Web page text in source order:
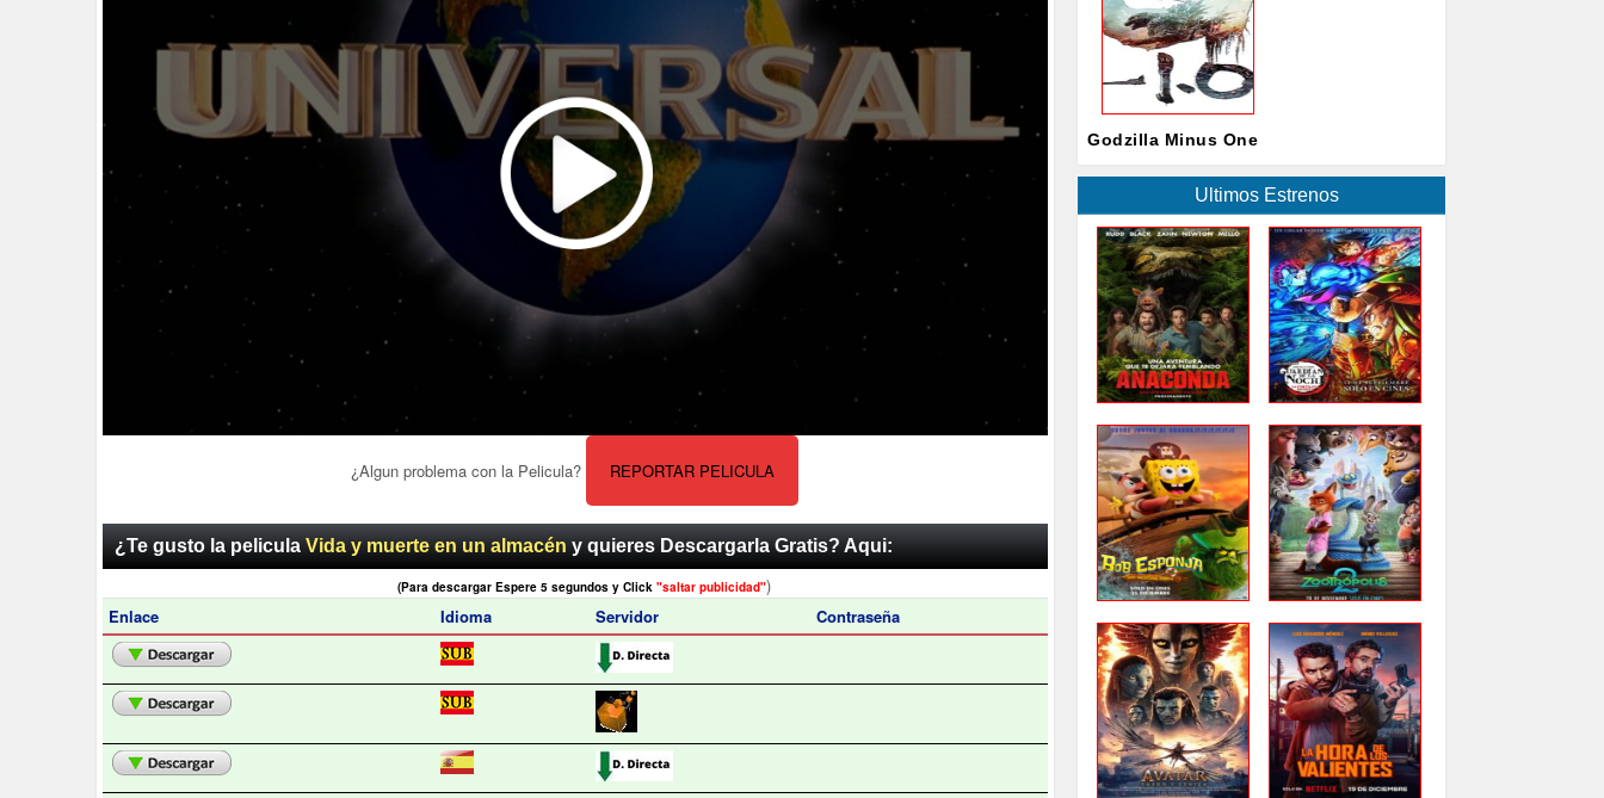
¿Algun problema con la Pelicula? REPORTAR PELICULA
¿Te gusto la pelicula Vida y muerte en un almacén y quieres Descargarla Gratis? Aqui:
(Para descargar Espere 5 segundos y Click "saltar publicidad")
Enlace
Idioma Servidor Contraseña
Godzilla Minus One
Ultimos Estrenos